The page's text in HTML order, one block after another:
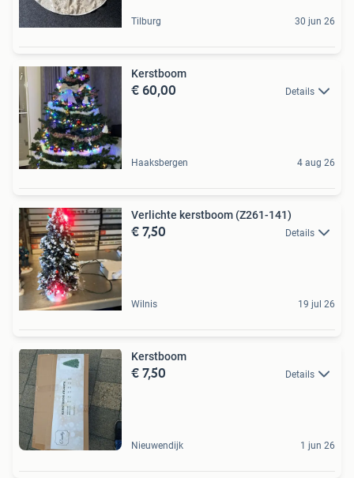
Tilburg 30 jun 26
Kerstboom
€ 60,00 Details
Haaksbergen 4 aug 26
Verlichte kerstboom (Z261-141)
€ 7,50 Details
Wilnis 19 jul 26
Kerstboom
€ 7,50 Details
Nieuwendijk 1 jun 26